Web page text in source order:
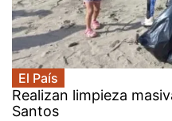
El País
Realizan limpieza
Santos